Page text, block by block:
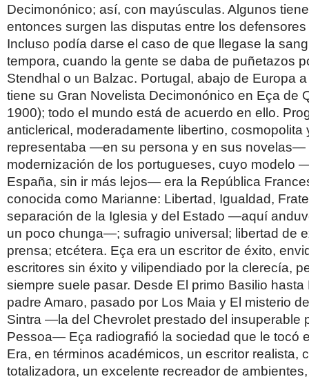
Decimonónico; así, con mayúsculas. Algunos
entonces surgen las disputas entre los
Incluso podía darse el caso de que llegase la
tempora, cuando la gente se daba de puñetazos
Stendhal o un Balzac. Portugal, abajo de Europa
tiene su Gran Novelista Decimonónico en Eça de
1900); todo el mundo está de acuerdo en ello.
anticlerical, moderadamente libertino, cosmopolita
representaba —en su persona y en sus novelas—
modernización de los portugueses, cuyo modelo
España, sin ir más lejos— era la República
conocida como Marianne: Libertad, Igualdad,
separación de la Iglesia y del Estado —aquí
un poco chunga—; sufragio universal; libertad de
prensa; etcétera. Eça era un escritor de éxito,
escritores sin éxito y vilipendiado por la clerecía,
siempre suele pasar. Desde El primo Basilio hasta
padre Amaro, pasado por Los Maia y El misterio
Sintra —la del Chevrolet prestado del insuperable
Pessoa— Eça radiografió la sociedad que le tocó
Era, en términos académicos, un escritor realista,
totalizadora, un excelente recreador de